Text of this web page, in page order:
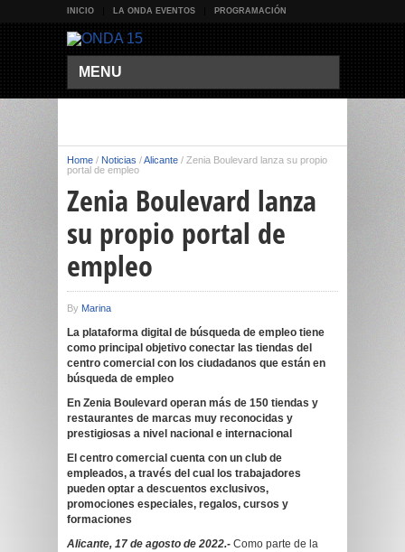
INICIO LA ONDA EVENTOS PROGRAMACIÓN
MENU
Home / Noticias /Alicante / Zenia Boulevard lanza su propio
portal de empleo
Zenia Boulevard lanza
su propio portal de
empleo
By Marina
La plataforma digital de búsqueda de empleo tiene
como principal objetivo conectar las tiendas del
centro comercial con los ciudadanos que están en
búsqueda de empleo
En Zenia Boulevard operan más de 150 tiendas y
restaurantes de marcas muy reconocidas y
prestigiosas a nivel nacional e internacional
El centro comercial cuenta con un club de
empleados, a través del cual los trabajadores
pueden optar a descuentos exclusivos,
promociones especiales, regalos, cursos y
formaciones
Alicante, 17 de agosto de 2022.- Como parte de la